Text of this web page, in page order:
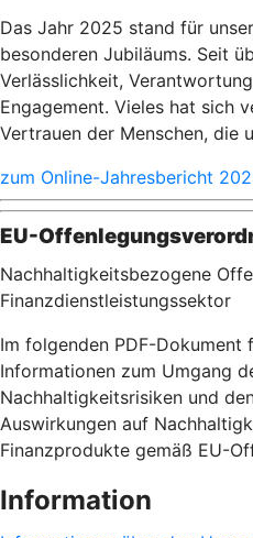
Das Jahr 2025 stand für
besonderen Jubiläums. Seit
Verlässlichkeit,
Engagement. Vieles hat sich
Vertrauen der Menschen, die
zum Online-Jahresbericht
EU-
Nachhaltigkeitsbezogene
Finanzdienstleistungssektor
Im folgenden PDF-Dokument
Informationen zum Umgang
Nachhaltigkeitsrisiken und
Auswirkungen auf
Finanzprodukte gemäß EU-
Information